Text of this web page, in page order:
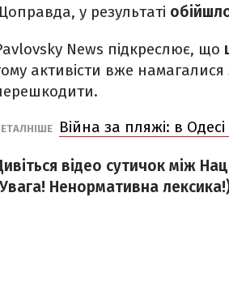
у результаті
News підкреслює, що
активісти вже
Війна за пляжі: в
відео сутичок між
Ненормативна